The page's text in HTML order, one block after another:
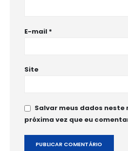
E-mail *
Site
Salvar meus dados
próxima vez que eu